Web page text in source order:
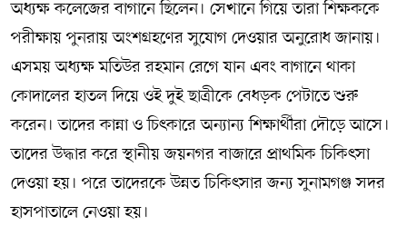
অধ্যক্ষ কলেজের বাগানে ছিলেন। সেখানে গিয়ে তারা শিক্ষককে
পরীক্ষায় পুনরায় অংশগ্রহণের সুযোগ দেওয়ার অনুরোধ জানায়।
এসময় অধ্যক্ষ মতিউর রহমান রেগে যান এবং বাগানে থাকা
কোদালের হাতল দিয়ে ওই দুই ছাত্রীকে বেধড়ক পেটাতে শুরু
করেন। তাদের কান্না ও চিৎকারে অন্যান্য শিক্ষার্থীরা দৌড়ে আসে।
তাদের উদ্ধার করে স্থানীয় জয়নগর বাজারে প্রাথমিক চিকিৎসা
দেওয়া হয়। পরে তাদেরকে উন্নত চিকিৎসার জন্য সুনামগঞ্জ সদর
হাসপাতালে নেওয়া হয়।